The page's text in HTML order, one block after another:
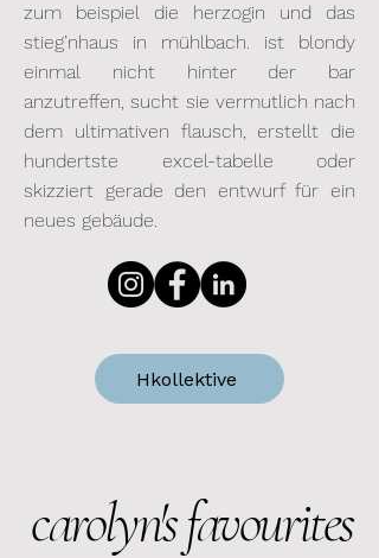
zum beispiel die herzogin und das
stieg’nhaus in mühlbach. ist blondy
einmal nicht hinter der bar
anzutreffen, sucht sie vermutlich nach
dem ultimativen flausch, erstellt die
hundertste excel-tabelle oder
skizziert gerade den entwurf für ein
neues gebäude.
Hkollektive
carolyn's favourites